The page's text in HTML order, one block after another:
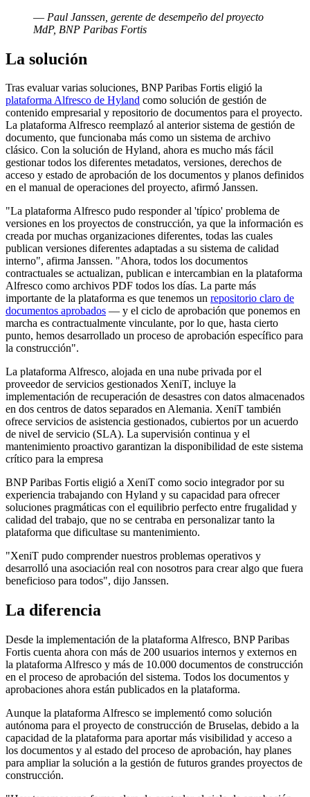
— Paul Janssen, gerente de desempeño del proyecto
MdP, BNP Paribas Fortis
La solución
Tras evaluar varias soluciones, BNP Paribas Fortis eligió la
plataforma Alfresco de Hyland como solución de gestión de
contenido empresarial y repositorio de documentos para el proyecto.
La plataforma Alfresco reemplazó al anterior sistema de gestión de
documento, que funcionaba más como un sistema de archivo
clásico. Con la solución de Hyland, ahora es mucho más fácil
gestionar todos los diferentes metadatos, versiones, derechos de
acceso y estado de aprobación de los documentos y planos definidos
en el manual de operaciones del proyecto, afirmó Janssen.
"La plataforma Alfresco pudo responder al 'típico' problema de
versiones en los proyectos de construcción, ya que la información es
creada por muchas organizaciones diferentes, todas las cuales
publican versiones diferentes adaptadas a su sistema de calidad
interno", afirma Janssen. "Ahora, todos los documentos
contractuales se actualizan, publican e intercambian en la plataforma
Alfresco como archivos PDF todos los días. La parte más
importante de la plataforma es que tenemos un repositorio claro de
documentos aprobados — y el ciclo de aprobación que ponemos en
marcha es contractualmente vinculante, por lo que, hasta cierto
punto, hemos desarrollado un proceso de aprobación específico para
la construcción".
La plataforma Alfresco, alojada en una nube privada por el
proveedor de servicios gestionados XeniT, incluye la
implementación de recuperación de desastres con datos almacenados
en dos centros de datos separados en Alemania. XeniT también
ofrece servicios de asistencia gestionados, cubiertos por un acuerdo
de nivel de servicio (SLA). La supervisión continua y el
mantenimiento proactivo garantizan la disponibilidad de este sistema
crítico para la empresa
BNP Paribas Fortis eligió a XeniT como socio integrador por su
experiencia trabajando con Hyland y su capacidad para ofrecer
soluciones pragmáticas con el equilibrio perfecto entre frugalidad y
calidad del trabajo, que no se centraba en personalizar tanto la
plataforma que dificultase su mantenimiento.
"XeniT pudo comprender nuestros problemas operativos y
desarrolló una asociación real con nosotros para crear algo que fuera
beneficioso para todos", dijo Janssen.
La diferencia
Desde la implementación de la plataforma Alfresco, BNP Paribas
Fortis cuenta ahora con más de 200 usuarios internos y externos en
la plataforma Alfresco y más de 10.000 documentos de construcción
en el proceso de aprobación del sistema. Todos los documentos y
aprobaciones ahora están publicados en la plataforma.
Aunque la plataforma Alfresco se implementó como solución
autónoma para el proyecto de construcción de Bruselas, debido a la
capacidad de la plataforma para aportar más visibilidad y acceso a
los documentos y al estado del proceso de aprobación, hay planes
para ampliar la solución a la gestión de futuros grandes proyectos de
construcción.